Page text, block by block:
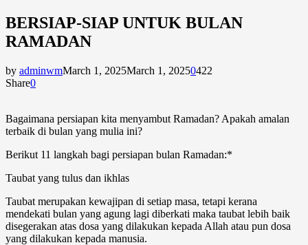
BERSIAP-SIAP UNTUK BULAN
RAMADAN
by adminwmMarch 1, 2025March 1, 20250422
Share0
Bagaimana persiapan kita menyambut Ramadan? Apakah amalan
terbaik di bulan yang mulia ini?
Berikut 11 langkah bagi persiapan bulan Ramadan:*
Taubat yang tulus dan ikhlas
Taubat merupakan kewajipan di setiap masa, tetapi kerana
mendekati bulan yang agung lagi diberkati maka taubat lebih baik
disegerakan atas dosa yang dilakukan kepada Allah atau pun dosa
yang dilakukan kepada manusia.